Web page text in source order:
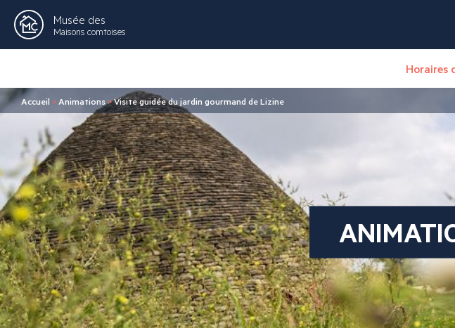
Musée des
Maisons comtoises
Horaires
Accueil > Animations>Visite guidée du jardin gourmand de Lizine